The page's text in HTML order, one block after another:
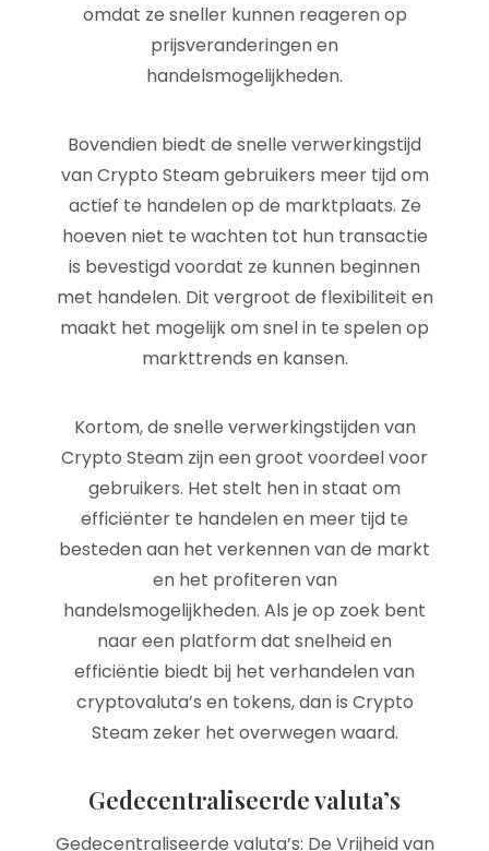
omdat ze sneller kunnen reageren op
prijsveranderingen en
handelsmogelijkheden.
Bovendien biedt de snelle verwerkingstijd
van Crypto Steam gebruikers meer tijd om
actief te handelen op de marktplaats. Ze
hoeven niet te wachten tot hun transactie
is bevestigd voordat ze kunnen beginnen
met handelen. Dit vergroot de flexibiliteit en
maakt het mogelijk om snel in te spelen op
markttrends en kansen.
Kortom, de snelle verwerkingstijden van
Crypto Steam zijn een groot voordeel voor
gebruikers. Het stelt hen in staat om
efficiënter te handelen en meer tijd te
besteden aan het verkennen van de markt
en het profiteren van
handelsmogelijkheden. Als je op zoek bent
naar een platform dat snelheid en
efficiëntie biedt bij het verhandelen van
cryptovaluta’s en tokens, dan is Crypto
Steam zeker het overwegen waard.
Gedecentraliseerde valuta’s
Gedecentraliseerde valuta’s: De Vrijheid van